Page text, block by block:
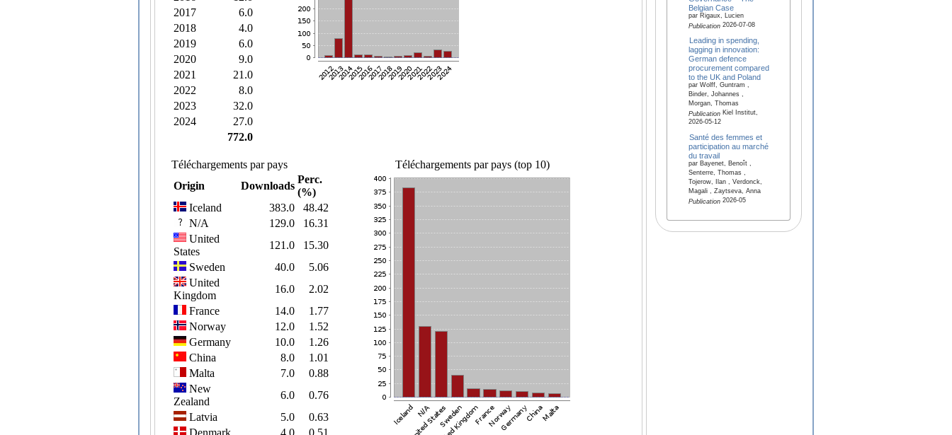
Belgian Case
par Rigaux, Lucien
Publication2026-07-08
Leading in spending,
lagging in innovation:
German defence
procurement compared
to the UK and Poland
par Wolff, Guntram ,
Binder, Johannes ,
Morgan, Thomas
PublicationKiel Institut,
2026-05-12
Santé des femmes et
participation au marché
du travail
par Bayenet, Benoît ,
Senterre, Thomas ,
Tojerow, Ilan , Verdonck,
Magali , Zaytseva, Anna
Publication2026-05